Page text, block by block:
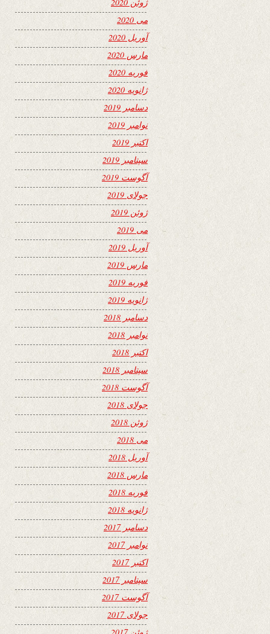
می 2020
آوریل 2020
مارس 2020
فوریه 2020
ژانویه 2020
دسامبر 2019
نوامبر 2019
اکتبر 2019
سپتامبر 2019
آگوست 2019
جولای 2019
ژوئن 2019
می 2019
آوریل 2019
مارس 2019
فوریه 2019
ژانویه 2019
دسامبر 2018
نوامبر 2018
اکتبر 2018
سپتامبر 2018
آگوست 2018
جولای 2018
ژوئن 2018
می 2018
آوریل 2018
مارس 2018
فوریه 2018
ژانویه 2018
دسامبر 2017
نوامبر 2017
اکتبر 2017
سپتامبر 2017
آگوست 2017
جولای 2017